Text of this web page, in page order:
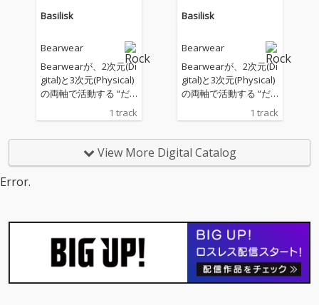
Basilisk
Bearwear
Bearwearが、2次元(Di
gital)と3次元(Physical)
の両軸で活動する “だ
ト” 長瀬有花をフィー
迎えた「Basilisk」を
配信リリース！
1 track
Basilisk
Bearwear
Bearwearが、2次元(Di
gital)と3次元(Physical)
の両軸で活動する “だ
つりょく系アーティス
ト” 長瀬有花をフィー
迎えた「Basilisk」を
配信リリース！
1 track
View More Digital Catalog
Error.